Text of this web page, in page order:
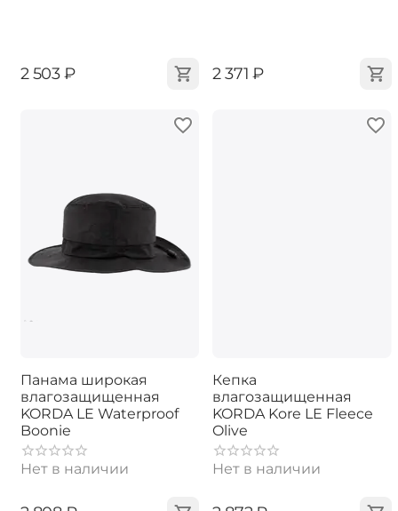
‍2 503‍₽ ‍2 371‍ ₽
Панама широкая
влагозащищенная
KORDA LE Waterproof
Boonie
Нет в наличии
Кепка
влагозащищенная
KORDA Kore LE Fleece
Olive
Нет в наличии